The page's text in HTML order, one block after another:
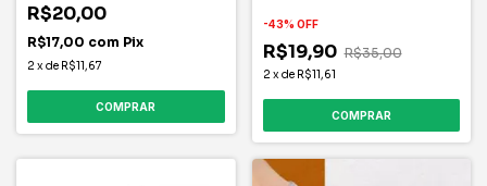
R$20,00
R$17,00 com Pix
2 xde R$11,67
-43% OFF
R$19,90 R$35,00
2 xde R$11,61